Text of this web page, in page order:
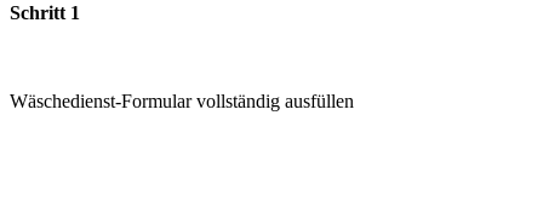
Schritt 1
Wäschedienst-Formular vollständig ausfüllen